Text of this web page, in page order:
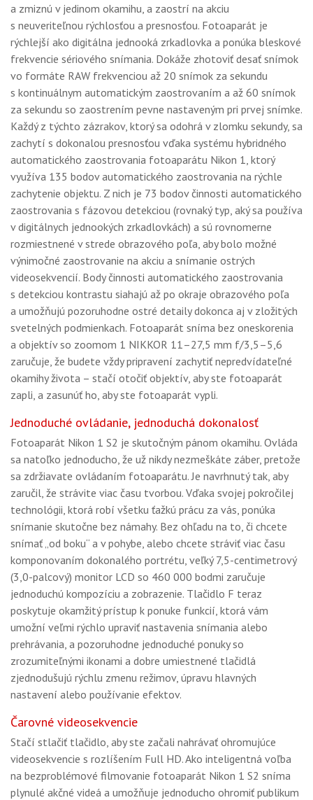
a zmiznú v jedinom okamihu, a zaostrí na akciu
s neuveriteľnou rýchlosťou a presnosťou. Fotoaparát je
rýchlejší ako digitálna jednooká zrkadlovka a ponúka bleskové
frekvencie sériového snímania. Dokáže zhotoviť desať snímok
vo formáte RAW frekvenciou až 20 snímok za sekundu
s kontinuálnym automatickým zaostrovaním a až 60 snímok
za sekundu so zaostrením pevne nastaveným pri prvej snímke.
Každý z týchto zázrakov, ktorý sa odohrá v zlomku sekundy, sa
zachytí s dokonalou presnosťou vďaka systému hybridného
automatického zaostrovania fotoaparátu Nikon 1, ktorý
využíva 135 bodov automatického zaostrovania na rýchle
zachytenie objektu. Z nich je 73 bodov činnosti automatického
zaostrovania s fázovou detekciou (rovnaký typ, aký sa používa
v digitálnych jednookých zrkadlovkách) a sú rovnomerne
rozmiestnené v strede obrazového poľa, aby bolo možné
výnimočné zaostrovanie na akciu a snímanie ostrých
videosekvencií. Body činnosti automatického zaostrovania
s detekciou kontrastu siahajú až po okraje obrazového poľa
a umožňujú pozoruhodne ostré detaily dokonca aj v zložitých
svetelných podmienkach. Fotoaparát sníma bez oneskorenia
a objektív so zoomom 1 NIKKOR 11–27,5 mm f/3,5–5,6
zaručuje, že budete vždy pripravení zachytiť nepredvídateľné
okamihy života – stačí otočiť objektív, aby ste fotoaparát
zapli, a zasunúť ho, aby ste fotoaparát vypli.
Jednoduché ovládanie, jednoduchá dokonalosť
Fotoaparát Nikon 1 S2 je skutočným pánom okamihu. Ovláda
sa natoľko jednoducho, že už nikdy nezmeškáte záber, pretože
sa zdržiavate ovládaním fotoaparátu. Je navrhnutý tak, aby
zaručil, že strávite viac času tvorbou. Vďaka svojej pokročilej
technológii, ktorá robí všetku ťažkú prácu za vás, ponúka
snímanie skutočne bez námahy. Bez ohľadu na to, či chcete
snímať „od boku“ a v pohybe, alebo chcete stráviť viac času
komponovaním dokonalého portrétu, veľký 7,5-centimetrový
(3,0-palcový) monitor LCD so 460 000 bodmi zaručuje
jednoduchú kompozíciu a zobrazenie. Tlačidlo F teraz
poskytuje okamžitý prístup k ponuke funkcií, ktorá vám
umožní veľmi rýchlo upraviť nastavenia snímania alebo
prehrávania, a pozoruhodne jednoduché ponuky so
zrozumiteľnými ikonami a dobre umiestnené tlačidlá
zjednodušujú rýchlu zmenu režimov, úpravu hlavných
nastavení alebo používanie efektov.
Čarovné videosekvencie
Stačí stlačiť tlačidlo, aby ste začali nahrávať ohromujúce
videosekvencie s rozlíšením Full HD. Ako inteligentná voľba
na bezproblémové filmovanie fotoaparát Nikon 1 S2 sníma
plynulé akčné videá a umožňuje jednoducho ohromiť publikum